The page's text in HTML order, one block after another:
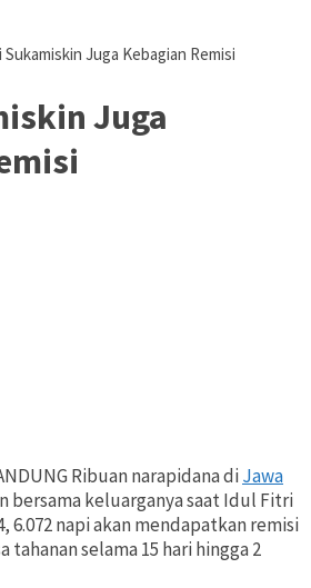
Sukamiskin Juga Kebagian Remisi
Juga
Ribuan narapidana diJawa
bersama keluarganya saat Idul Fitri
6.072 napi akan mendapatkan remisi
tahanan selama 15 hari hingga 2